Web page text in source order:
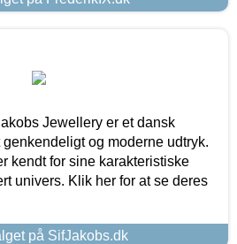
Jewellery er et dansk
og moderne udtryk.
kendt for sine karakteristiske
univers. Klik her for at se deres
på SifJakobs.dk